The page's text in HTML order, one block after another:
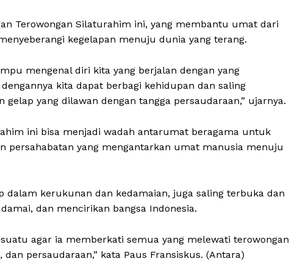
Terowongan Silaturahim ini, yang membantu umat dari
kegelapan menuju dunia yang terang.
mengenal diri kita yang berjalan dengan yang
kita dapat berbagi kehidupan dan saling
yang dilawan dengan tangga persaudaraan,” ujarnya.
ini bisa menjadi wadah antarumat beragama untuk
persahabatan yang mengantarkan umat manusia menuju
kerukunan dan kedamaian, juga saling terbuka dan
dan mencirikan bangsa Indonesia.
agar ia memberkati semua yang melewati terowongan
persaudaraan,” kata Paus Fransiskus. (Antara)